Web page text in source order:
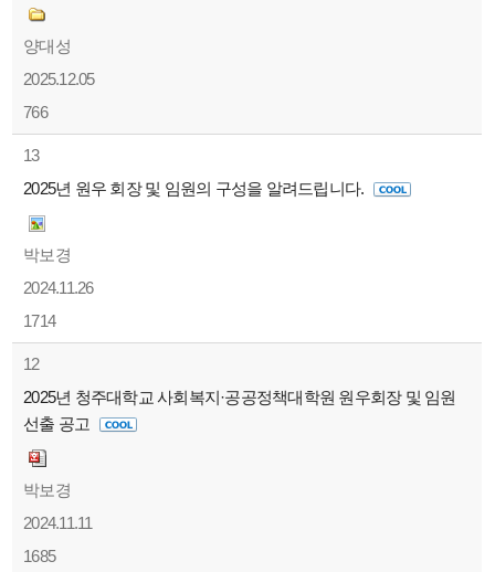
양대성
2025.12.05
766
13
2025년 원우 회장 및 임원의 구성을 알려드립니다.
박보경
2024.11.26
1714
12
2025년 청주대학교 사회복지·공공정책대학원 원우회장 및 임원
선출 공고
박보경
2024.11.11
1685